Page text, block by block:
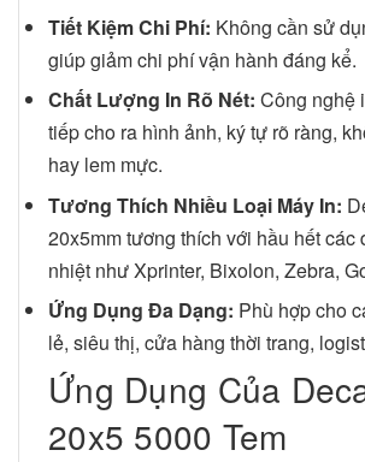
Tiết Kiệm Chi Phí: Không cần sử
giúp giảm chi phí vận hành đáng kể.
Chất Lượng In Rõ Nét: Công nghệ
tiếp cho ra hình ảnh, ký tự rõ ràng,
hay lem mực.
Tương Thích Nhiều Loại Máy In:
20x5mm tương thích với hầu hết các
nhiệt như Xprinter, Bixolon, Zebra,
Ứng Dụng Đa Dạng: Phù hợp cho
lẻ, siêu thị, cửa hàng thời trang,
Ứng Dụng Của
20x5 5000 Tem